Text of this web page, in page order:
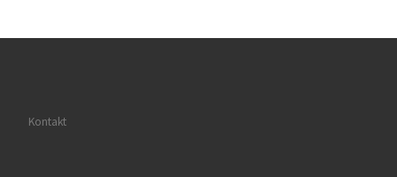
Kontakt